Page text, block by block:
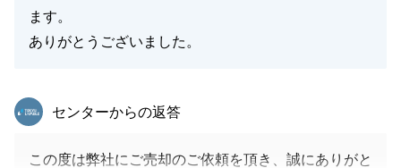
ます。
ありがとうございました。
東急リバブル
センターからの返答
この度は弊社にご売却のご依頼を頂き、誠にありがと